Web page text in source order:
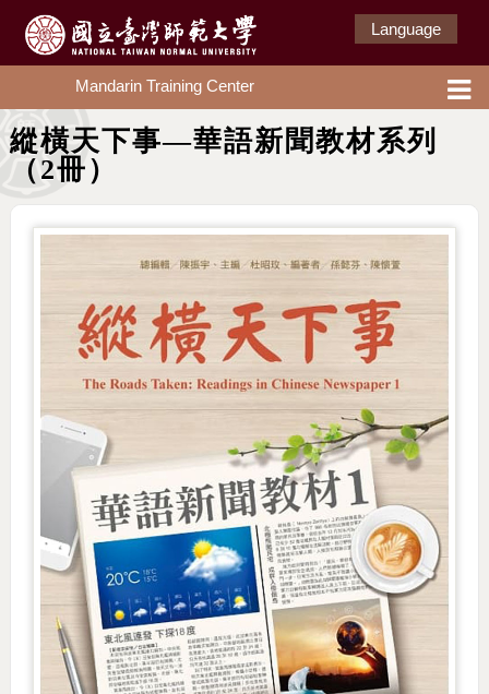
Language
Mandarin Training Center
縱橫天下事—華語新聞教材系列
（2冊）